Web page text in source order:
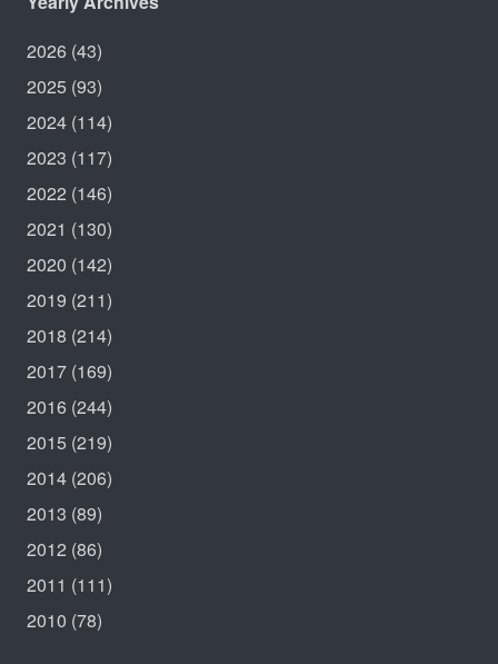
2026 (43)
2025 (93)
2024 (114)
2023 (117)
2022 (146)
2021 (130)
2020 (142)
2019 (211)
2018 (214)
2017 (169)
2016 (244)
2015 (219)
2014 (206)
2013 (89)
2012 (86)
2011 (111)
2010 (78)